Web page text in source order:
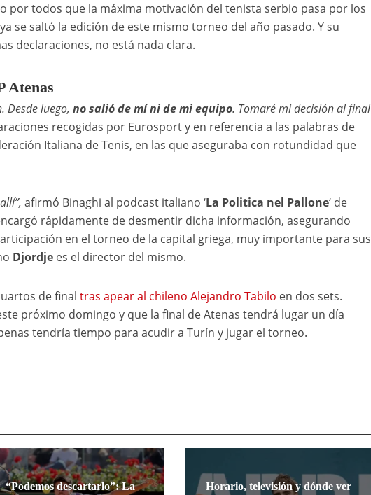
por todos que la máxima motivación del tenista serbio pasa por los
se saltó la edición de este mismo torneo del año pasado. Y su
declaraciones, no está nada clara.
Atenas
Desde luego, no salió de mí ni de mi equipo. Tomaré mi decisión al final
recogidas por Eurosport y en referencia a las palabras de
Italiana de Tenis, en las que aseguraba con rotundidad que
afirmó Binaghi al podcast italiano ‘La Politica nel Pallone‘ de
rápidamente de desmentir dicha información, asegurando
en el torneo de la capital griega, muy importante para sus
Djordjees el director del mismo.
de final tras apear al chileno Alejandro Tabilo en dos sets.
próximo domingo y que la final de Atenas tendrá lugar un día
tendría tiempo para acudir a Turín y jugar el torneo.
“Podemos descartarlo”: La
Horario, televisión y dónde ver